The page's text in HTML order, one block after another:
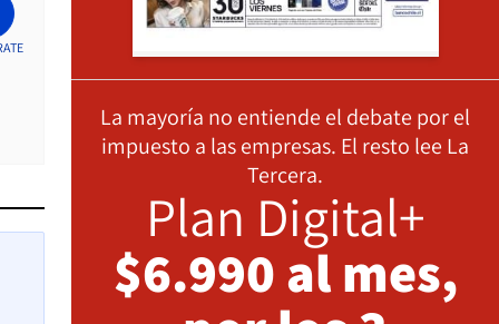
La mayoría no entiende el debate por el
impuesto a las empresas. El resto lee La
Tercera.
Plan Digital+
$6.990 al mes,